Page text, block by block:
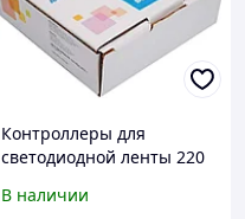
Контроллеры для
светодиодной ленты 220
В наличии